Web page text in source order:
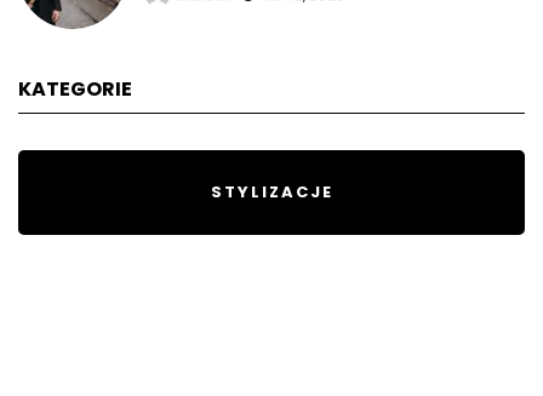
KATEGORIE
STYLIZACJE